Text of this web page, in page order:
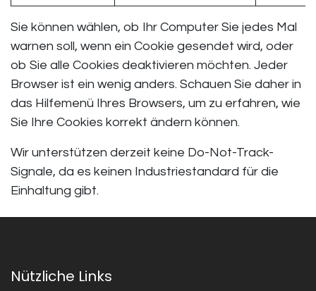
Sie können wählen, ob Ihr Computer Sie jedes Mal
warnen soll, wenn ein Cookie gesendet wird, oder
ob Sie alle Cookies deaktivieren möchten. Jeder
Browser ist ein wenig anders. Schauen Sie daher in
das Hilfemenü Ihres Browsers, um zu erfahren, wie
Sie Ihre Cookies korrekt ändern können.
Wir unterstützen derzeit keine Do-Not-Track-
Signale, da es keinen Industriestandard für die
Einhaltung gibt.
Nützliche Links